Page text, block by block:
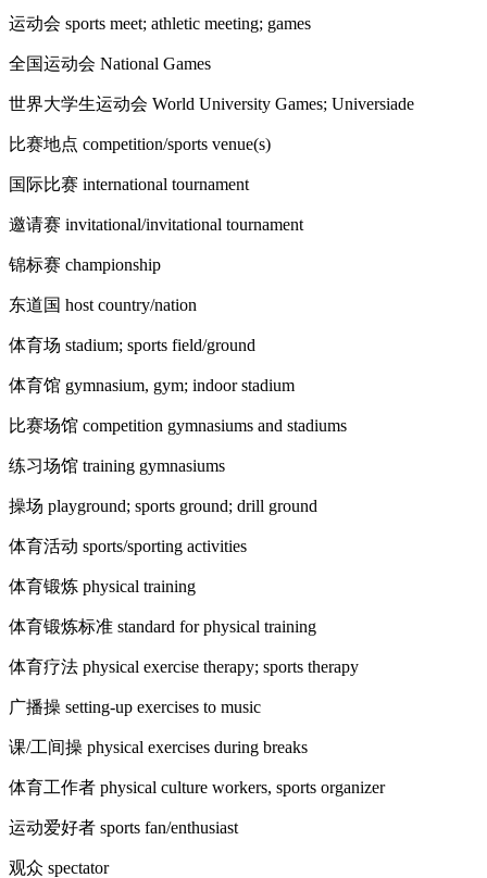
运动会 sports meet; athletic meeting; games
全国运动会 National Games
世界大学生运动会 World University Games; Universiade
比赛地点 competition/sports venue(s)
国际比赛 international tournament
邀请赛 invitational/invitational tournament
锦标赛 championship
东道国 host country/nation
体育场 stadium; sports field/ground
体育馆 gymnasium, gym; indoor stadium
比赛场馆 competition gymnasiums and stadiums
练习场馆 training gymnasiums
操场 playground; sports ground; drill ground
体育活动 sports/sporting activities
体育锻炼 physical training
体育锻炼标准 standard for physical training
体育疗法 physical exercise therapy; sports therapy
广播操 setting-up exercises to music
课/工间操 physical exercises during breaks
体育工作者 physical culture workers, sports organizer
运动爱好者 sports fan/enthusiast
观众 spectator